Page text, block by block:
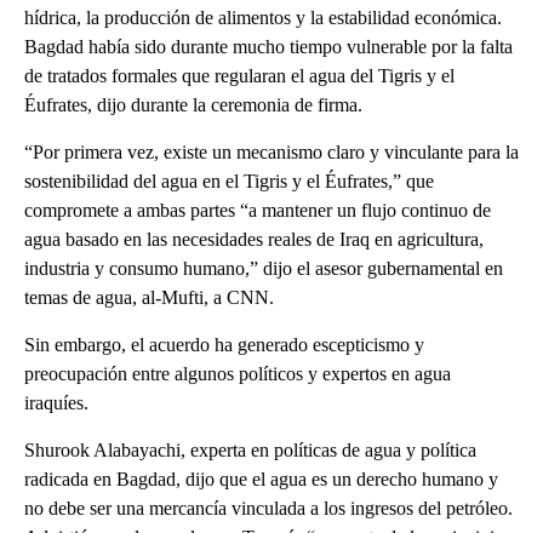
hídrica, la producción de alimentos y la estabilidad económica.
Bagdad había sido durante mucho tiempo vulnerable por la falta
de tratados formales que regularan el agua del Tigris y el
Éufrates, dijo durante la ceremonia de firma.
“Por primera vez, existe un mecanismo claro y vinculante para la
sostenibilidad del agua en el Tigris y el Éufrates,” que
compromete a ambas partes “a mantener un flujo continuo de
agua basado en las necesidades reales de Iraq en agricultura,
industria y consumo humano,” dijo el asesor gubernamental en
temas de agua, al-Mufti, a CNN.
Sin embargo, el acuerdo ha generado escepticismo y
preocupación entre algunos políticos y expertos en agua
iraquíes.
Shurook Alabayachi, experta en políticas de agua y política
radicada en Bagdad, dijo que el agua es un derecho humano y
no debe ser una mercancía vinculada a los ingresos del petróleo.